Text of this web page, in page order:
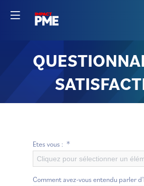
Etes vous : *
Cliquez pour sélectionner un
Comment avez-vous entendu parler